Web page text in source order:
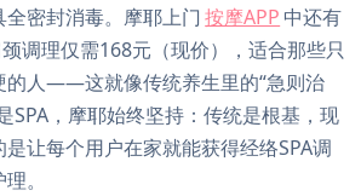
密封消毒。摩耶上门 按摩APP 中还有
调理仅需168元（现价），适合那些只
的人——这就像传统养生里的“急则治
SPA，摩耶始终坚持：传统是根基，现
让每个用户在家就能获得经络SPA调
。